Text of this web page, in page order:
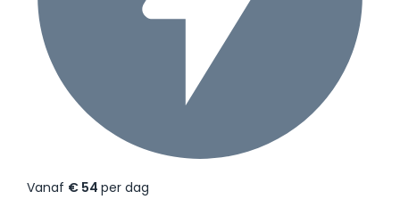
Vanaf € 54 per dag